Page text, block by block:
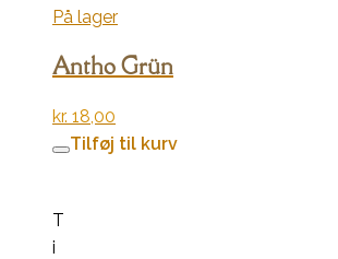
På lager
Antho Grün
kr. 18,00
Tilføj til kurv
T
i